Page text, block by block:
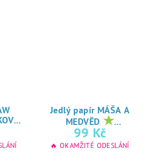
na
Jedlý papír MÁŠA A
MEDVĚD ★
oblíbený tisk na
jedlý papír
99 Kč
🔥 OKAMŽITÉ ODESLÁNÍ